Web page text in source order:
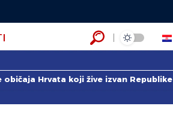
Hrvata koji žive izvan Republike